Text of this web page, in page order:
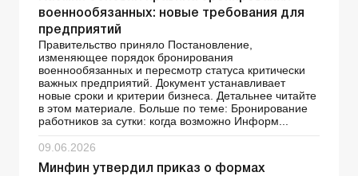
военнообязанных: новые требования для
предприятий
Правительство приняло Постановление,
изменяющее порядок бронирования
военнообязанных и пересмотр статуса критически
важных предприятий. Документ устанавливает
новые сроки и критерии бизнеса. Детальнее читайте
в этом материале. Больше по теме: Бронирование
работников за сутки: когда возможно Информ...
09.06.2026
Минфин утвердил приказ о формах